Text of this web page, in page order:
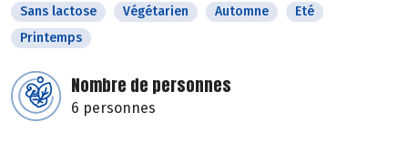
Sans lactose
Végétarien Automne
Eté
Printemps
Nombre de personnes
6 personnes